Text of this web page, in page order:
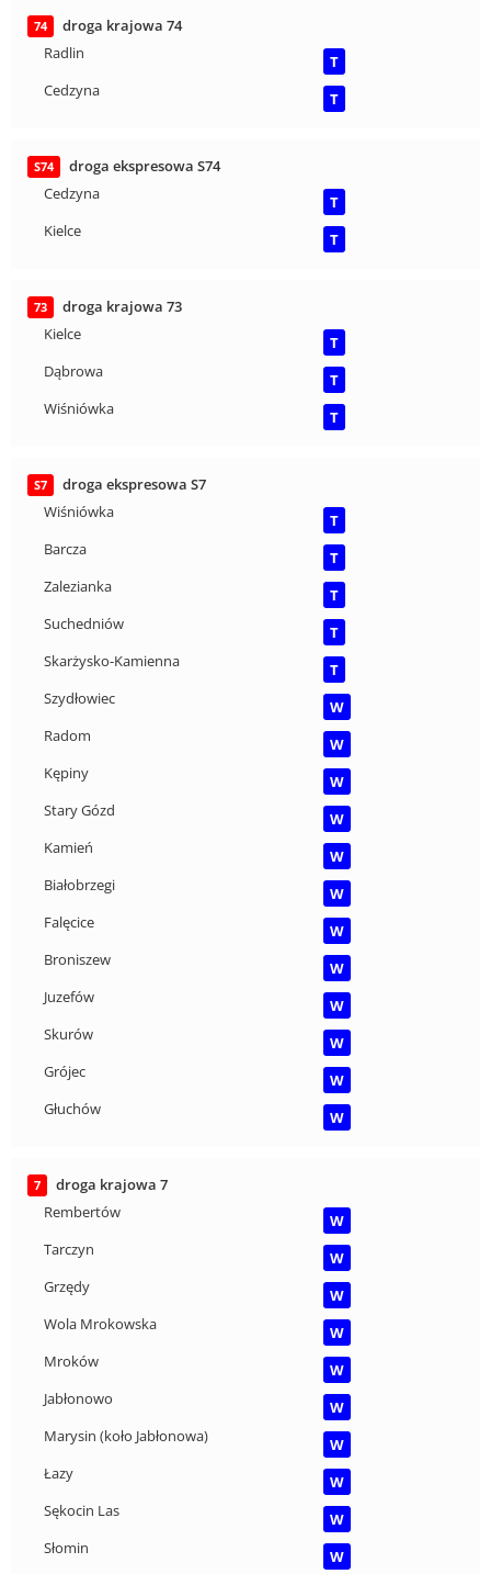
74
droga krajowa 74
Radlin
T
Cedzyna
T
S74
droga ekspresowa S74
Cedzyna
T
Kielce
T
73
droga krajowa 73
Kielce
T
Dąbrowa
T
Wiśniówka
T
S7
droga ekspresowa S7
Wiśniówka
T
Barcza
T
Zalezianka
T
Suchedniów
T
Skarżysko-Kamienna
T
Szydłowiec
W
Radom
W
Kępiny
W
Stary Gózd
W
Kamień
W
Białobrzegi
W
Falęcice
W
Broniszew
W
Juzefów
W
Skurów
W
Grójec
W
Głuchów
W
7
droga krajowa 7
Rembertów
W
Tarczyn
W
Grzędy
W
Wola Mrokowska
W
Mroków
W
Jabłonowo
W
Marysin (koło Jabłonowa)
W
Łazy
W
Sękocin Las
W
Słomin
W